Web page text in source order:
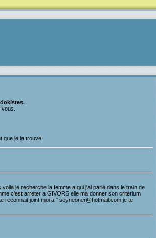
que je la trouve
je recherche la femme a qui j'ai parlé dans le train de
c'est arreter a GIVORS elle ma donner son critérium
reconnait joint moi a " seyneoner@hotmail.com je te